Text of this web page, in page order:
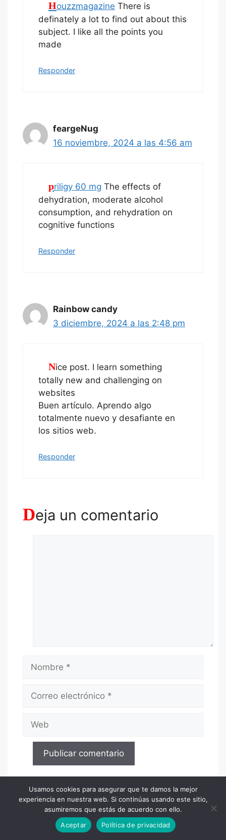
Houzzmagazine There is
definately a lot to find out about this
subject. I like all the points you
made
Responder
feargeNug
16 noviembre, 2024 a las 4:56 am
priligy 60 mg The effects of
dehydration, moderate alcohol
consumption, and rehydration on
cognitive functions
Responder
Rainbow candy
3 diciembre, 2024 a las 2:48 pm
Nice post. I learn something
totally new and challenging on
websites
Buen artículo. Aprendo algo
totalmente nuevo y desafiante en
los sitios web.
Responder
Deja un comentario
Nombre
Correo
Web
Usamos cookies para asegurar que te damos la mejor
experiencia en nuestra web. Si continúas usando este sitio,
asumiremos que estás de acuerdo con ello.
Aceptar
Política de privacidad